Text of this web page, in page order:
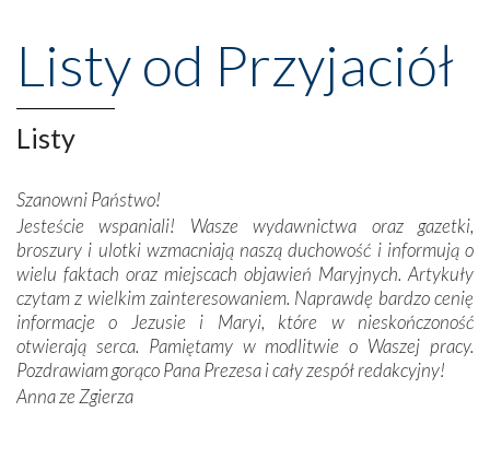
wznoszono na chwałę Bożą, na przykład – w podzięce za
Opatrznościową pomoc w wygranej bitwie o
niepodległość kraju. Zachwyt budziła potężna, a zarazem
misterna architektura tych monumentalnych dzieł,
wspaniałe zdobienia, dbałość ich twórców o detale,
budowniczych.
Podążyliśmy też śladami fatimskich wizjonerów – Łucji
dos Santos oraz świętych Hiacynty i Franciszka Marto.
Modliliśmy się przy ich grobach. Odprawiliśmy Drogę
Krzyżową w ich rodzinnych stronach, odwiedziliśmy
domy, w których żyli.
W miejscu objawień Matki Bożej zapaliliśmy świece
Listy od Przyjaciół
Listy
Szanowni Państwo!
Jesteście wspaniali! Wasze wydawnictwa oraz gazetki,
broszury i ulotki wzmacniają naszą duchowość i informują o
wielu faktach oraz miejscach objawień Maryjnych. Artykuły
czytam z wielkim zainteresowaniem. Naprawdę bardzo cenię
informacje o Jezusie i Maryi, które w nieskończoność
otwierają serca. Pamiętamy w modlitwie o Waszej pracy.
Pozdrawiam gorąco Pana Prezesa i cały zespół redakcyjny!
Anna ze Zgierza